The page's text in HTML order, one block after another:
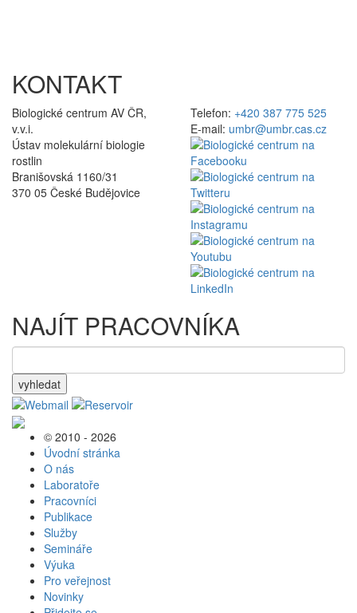
KONTAKT
Biologické centrum AV ČR,
v.v.i.
Ústav molekulární biologie
rostlin
Branišovská 1160/31
370 05 České Budějovice
Telefon: +420 387 775 525
E-mail: umbr@umbr.cas.cz
NAJÍT PRACOVNÍKA
vyhledat
© 2010 - 2026
Úvodní stránka
O nás
Laboratoře
Pracovníci
Publikace
Služby
Semináře
Výuka
Pro veřejnost
Novinky